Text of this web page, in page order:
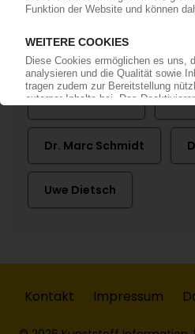
Vinnolit GmbH & Co KG
Dr. Axel Bruder Dr.
Dr. Marc Schmidt
Uwe Dietsch
Kontakt Impressum